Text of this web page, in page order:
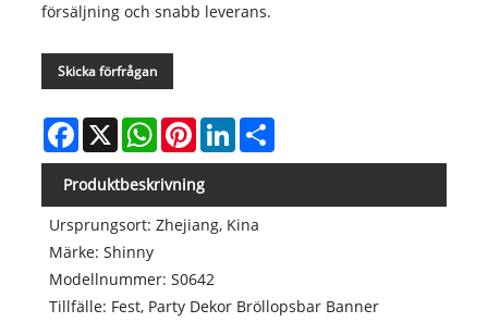
försäljning och snabb leverans.
Skicka förfrågan
Facebook
X WhatsAppPinterestLinkedInShare
Produktbeskrivning
Ursprungsort: Zhejiang, Kina
Märke: Shinny
Modellnummer: S0642
Tillfälle: Fest, Party Dekor Bröllopsbar Banner